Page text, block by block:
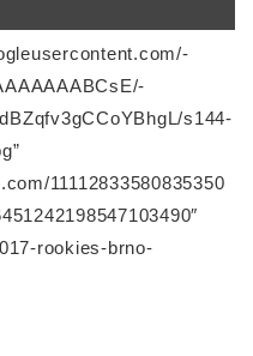
s144-
11112833580835350
rookies-brno-